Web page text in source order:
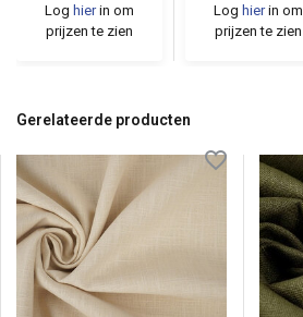
Log hierin om
prijzen te zien
Log hierin om
prijzen te zien
Gerelateerde producten